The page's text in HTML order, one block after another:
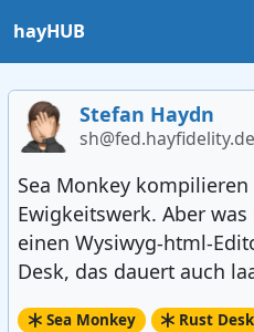
hayHUB
Stefan Haydn
sh@fed.hayfidelity.de
Sea Monkey
Ewigkeitswerk. Aber
einen Wysiwyg-html-
Desk, das dauert auch
Sea Monkey Rust Desk